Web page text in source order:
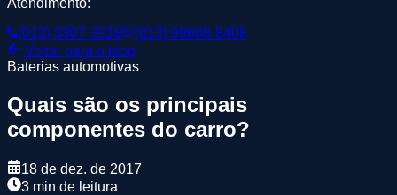
Atendimento:
(013) 3307-3918
(013) 99608-8408
Voltar para o blog
Baterias automotivas
Quais são os principais
componentes do carro?
18 de dez. de 2017
3 min de leitura